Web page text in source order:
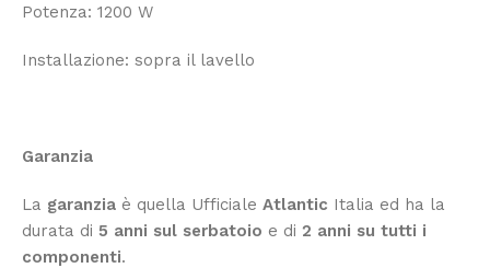
Potenza: 1200 W
Installazione: sopra il lavello
Garanzia
La garanzia è quella Ufficiale Atlantic Italia ed ha la
durata di 5 anni sul serbatoio e di 2 anni su tutti i
componenti.